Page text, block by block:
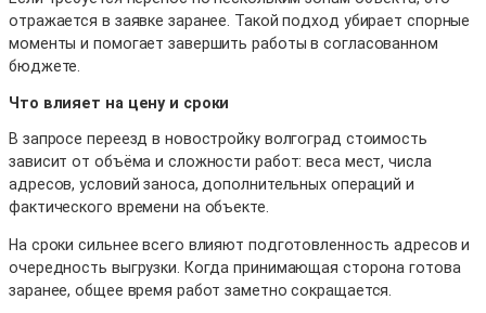
отражается в заявке заранее. Такой подход убирает спорные
моменты и помогает завершить работы в согласованном
бюджете.
Что влияет на цену и сроки
В запросе переезд в новостройку волгоград стоимость
зависит от объёма и сложности работ: веса мест, числа
адресов, условий заноса, дополнительных операций и
фактического времени на объекте.
На сроки сильнее всего влияют подготовленность адресов и
очередность выгрузки. Когда принимающая сторона готова
заранее, общее время работ заметно сокращается.